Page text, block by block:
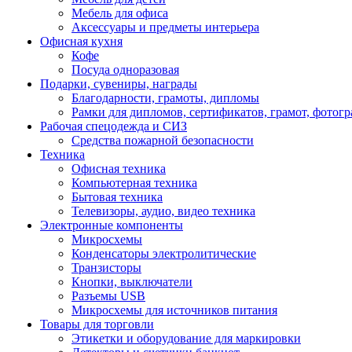
Мебель для офиса
Аксессуары и предметы интерьера
Офисная кухня
Кофе
Посуда одноразовая
Подарки, сувениры, награды
Благодарности, грамоты, дипломы
Рамки для дипломов, сертификатов, грамот,
Рабочая спецодежда и СИЗ
Средства пожарной безопасности
Техника
Офисная техника
Компьютерная техника
Бытовая техника
Телевизоры, аудио, видео техника
Электронные компоненты
Микросхемы
Конденсаторы электролитические
Транзисторы
Кнопки, выключатели
Разъемы USB
Микросхемы для источников питания
Товары для торговли
Этикетки и оборудование для маркировки